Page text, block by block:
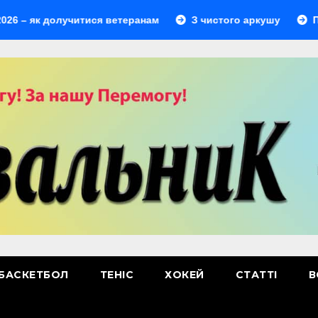
ветеранам З чистого аркушу Перший
ТЕНІС ХОКЕЙ СТАТТІ